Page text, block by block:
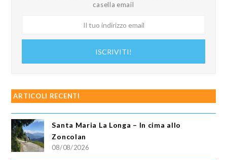
casella email
ISCRIVITI!
ARTICOLI RECENTI
Santa Maria La Longa – In cima allo
Zoncolan
08/08/2026